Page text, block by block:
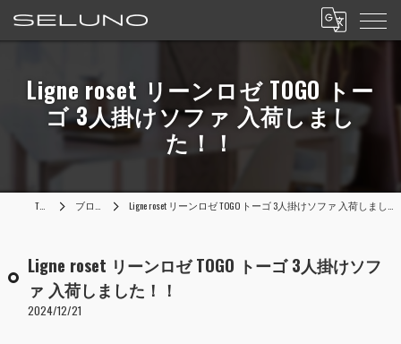
Ligne roset リーンロゼ TOGO トー
ゴ 3人掛けソファ 入荷しまし
た！！
TOP ブログ Ligne roset リーンロゼ TOGO トーゴ 3人掛けソファ 入荷しました！！
Ligne roset リーンロゼ TOGO トーゴ 3人掛けソフ
ァ 入荷しました！！
2024/12/21